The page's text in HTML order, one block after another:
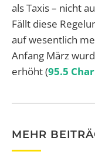
als Taxis – nicht
Fällt diese
auf wesentlich
Anfang März
erhöht (95.5
MEHR